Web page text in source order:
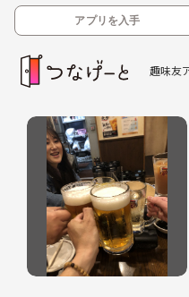
アプリを入手
趣味友